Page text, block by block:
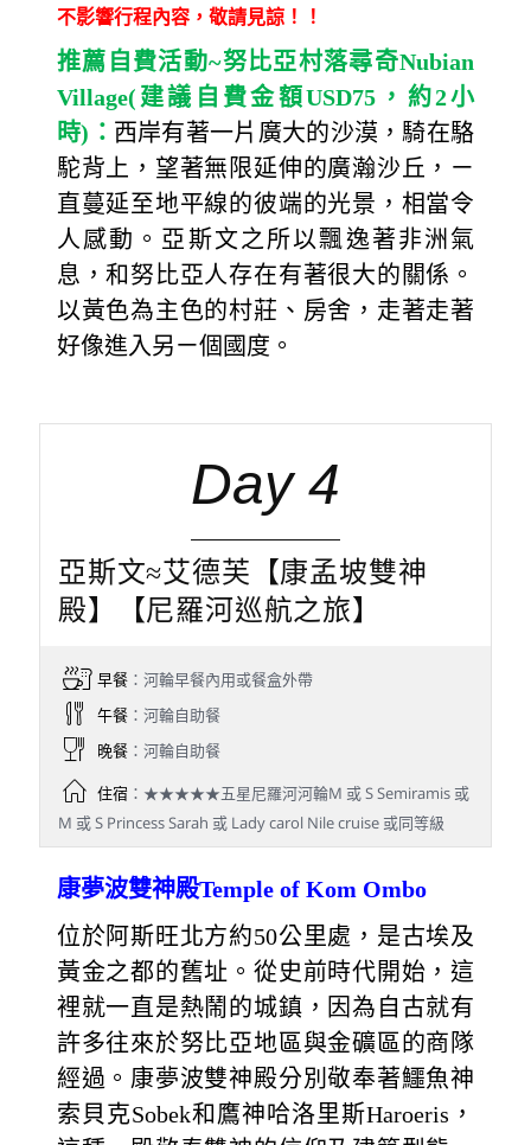
不影響行程內容，敬請見諒！！
推薦自費活動~努比亞村落尋奇Nubian
Village( 建議自費金額USD75，約2小
時) ： 西岸有著一片廣大的沙漠，騎在駱
駝背上，望著無限延伸的廣瀚沙丘，ㄧ
直蔓延至地平線的彼端的光景，相當令
人感動。亞斯文之所以飄逸著非洲氣
息，和努比亞人存在有著很大的關係。
以黃色為主色的村莊、房舍，走著走著
好像進入另ㄧ個國度。
Day 4
亞斯文≈艾德芙【康孟坡雙神
殿】【尼羅河巡航之旅】
早餐：河輪早餐內用或餐盒外帶
午餐：河輪自助餐
晚餐：河輪自助餐
住宿：★★★★★五星尼羅河河輪M 或 S Semiramis 或
M 或 S Princess Sarah 或 Lady carol Nile cruise 或同等級
康夢波雙神殿Temple of Kom Ombo
位於阿斯旺北方約50公里處，是古埃及
黃金之都的舊址。從史前時代開始，這
裡就一直是熱鬧的城鎮，因為自古就有
許多往來於努比亞地區與金礦區的商隊
經過。康夢波雙神殿分別敬奉著鱷魚神
索貝克Sobek和鷹神哈洛里斯Haroeris，